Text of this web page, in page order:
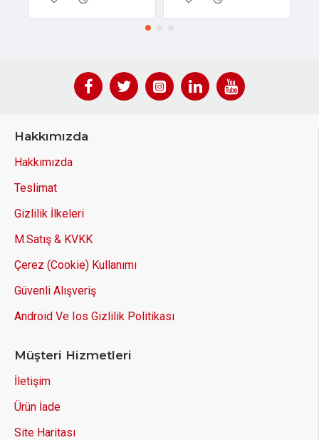
Hakkımızda
Hakkımızda
Teslimat
Gizlilik İlkeleri
M.Satış & KVKK
Çerez (Cookie) Kullanımı
Güvenli Alışveriş
Android Ve Ios Gizlilik Politikası
Müşteri Hizmetleri
İletişim
Ürün İade
Site Haritası